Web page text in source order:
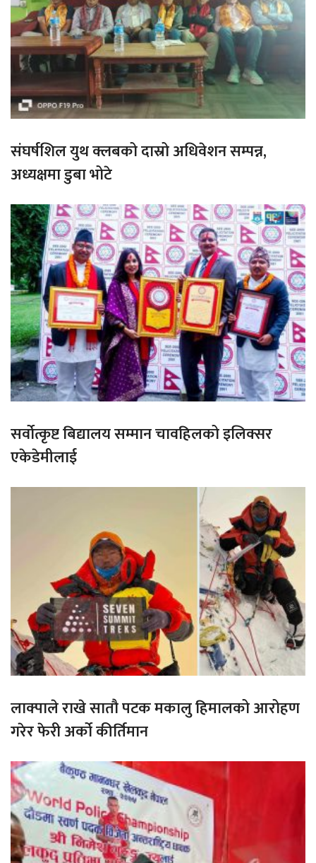
संघर्षशिल युथ क्लबको दास्रो अधिवेशन सम्पन्न,
अध्यक्षमा डुबा भोटे
सर्वोत्कृष्ट बिद्यालय सम्मान चावहिलको इलिक्सर
एकेडेमीलाई
लाक्पाले राखे सातौ पटक मकालु हिमालको आरोहण
गरेर फेरी अर्को कीर्तिमान